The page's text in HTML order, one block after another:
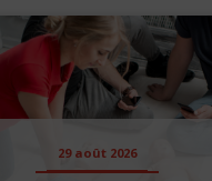
29 août 2026